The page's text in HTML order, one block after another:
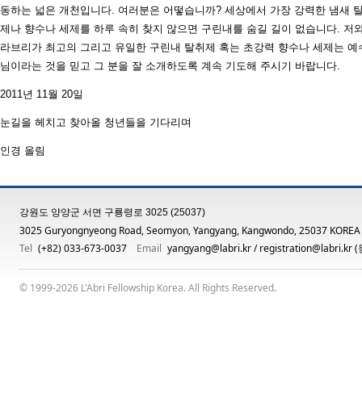
동하는 넓은 개천입니다. 여러분은 어떻습니까? 세상에서 가장 강력한 냄새
제나 향수나 세제를 하루 속히 찾지 않으면 구린내를 숨길 길이 없습니다. 저
라브리가 최고의 그리고 유일한 구린내 탈취제 혹는 초강력 향수나 세제는 예
님이라는 것을 믿고 그 분을 잘 소개하도록 계속 기도해 주시기 바랍니다.
2011년 11월 20일
눈길을 헤치고 찾아올 청년들을 기다리며
인경 올림
강원도 양양군 서면 구룡령로 3025 (25037)
3025 Guryongnyeong Road, Seomyon, Yangyang, Kangwondo, 25037 KOREA
Tel (+82) 033-673-0037 Email yangyang@labri.kr/registration@labri.kr(
© 1999-2026 L'Abri Fellowship Korea. All Rights Reserved.